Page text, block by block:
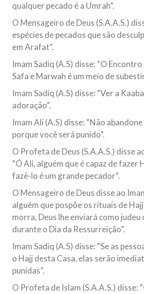
qualquer pecado é a Umrah”.
O Mensageiro de Deus (S.A.A.S.)
espécies de pecados que são
em Arafat”.
Imam Sadiq (A.S) disse: “O
Safa e Marwah é um meio de
Imam Sadiq (A.S) disse: “Ver a
adoração”.
Imam Ali (A.S) disse: “Não
porque você será punido”.
O Profeta de Deus (S.A.A.S.) disse
“Ó Ali, alguém que é capaz de fazer
fazê-lo é um grande pecador”.
O Mensageiro de Deus disse ao
alguém que pospõe os rituais de
morra, Deus lhe enviará como judeu
durante o Dia da Ressurreição”.
Imam Sadiq (A.S) disse: “Se as
o Hajj desta Casa, elas serão
punidas”.
O Profeta de Islam (S.A.A.S.) disse: